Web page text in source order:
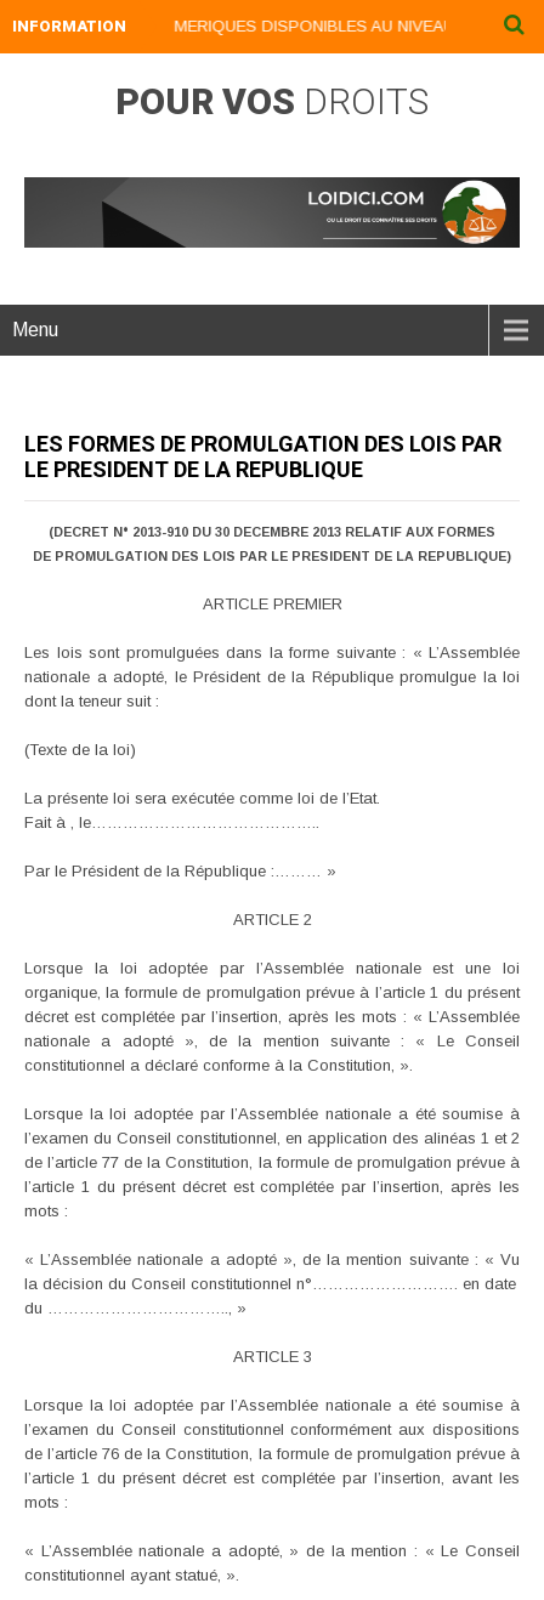
INFORMATION
NOS LIVRES NUMERIQUES DISPONIBLES AU NIVEAU DU MENU
POUR VOS DROITS
Menu
LES FORMES DE PROMULGATION DES LOIS PAR
LE PRESIDENT DE LA REPUBLIQUE
(DECRET N° 2013-910 DU 30 DECEMBRE 2013 RELATIF AUX FORMES
DE PROMULGATION DES LOIS PAR LE PRESIDENT DE LA REPUBLIQUE)
ARTICLE PREMIER
Les lois sont promulguées dans la forme suivante : « L’Assemblée
nationale a adopté, le Président de la République promulgue la loi
dont la teneur suit :
(Texte de la loi)
La présente loi sera exécutée comme loi de l’Etat.
Fait à , le……………………………………..
Par le Président de la République :……… »
ARTICLE 2
Lorsque la loi adoptée par l’Assemblée nationale est une loi
organique, la formule de promulgation prévue à l’article 1 du présent
décret est complétée par l’insertion, après les mots : « L’Assemblée
nationale a adopté », de la mention suivante : « Le Conseil
constitutionnel a déclaré conforme à la Constitution, ».
Lorsque la loi adoptée par l’Assemblée nationale a été soumise à
l’examen du Conseil constitutionnel, en application des alinéas 1 et 2
de l’article 77 de la Constitution, la formule de promulgation prévue à
l’article 1 du présent décret est complétée par l’insertion, après les
mots :
« L’Assemblée nationale a adopté », de la mention suivante : « Vu
la décision du Conseil constitutionnel n°………………………. en date
du …………………………….., »
ARTICLE 3
Lorsque la loi adoptée par l’Assemblée nationale a été soumise à
l’examen du Conseil constitutionnel conformément aux dispositions
de l’article 76 de la Constitution, la formule de promulgation prévue à
l’article 1 du présent décret est complétée par l’insertion, avant les
mots :
« L’Assemblée nationale a adopté, » de la mention : « Le Conseil
constitutionnel ayant statué, ».